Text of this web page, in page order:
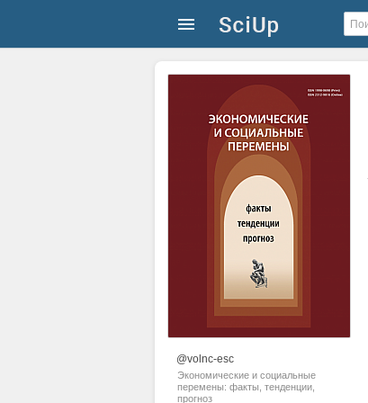
@volnc-esc
Экономические и социальные
перемены: факты, тенденции,
прогноз